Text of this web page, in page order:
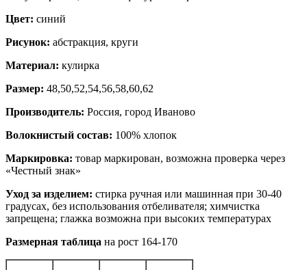
Цвет: синий
Рисунок: абстракция, круги
Материал: кулирка
Размер: 48,50,52,54,56,58,60,62
Производитель: Россия, город Иваново
Волокнистый состав: 100% хлопок
Маркировка: товар маркирован, возможна проверка через
«Честный знак»
Уход за изделием: стирка ручная или машинная при 30-40
градусах, без использования отбеливателя; химчистка
запрещена; глажка возможна при высоких температурах
Размерная таблица на рост 164-170